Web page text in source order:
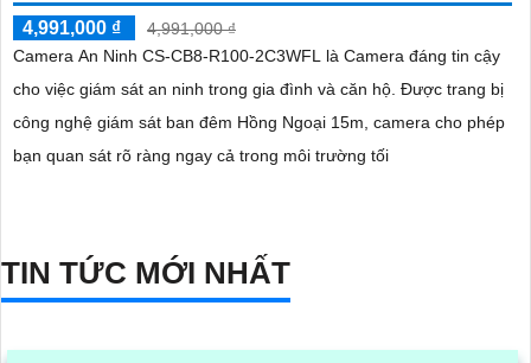
4,991,000 ₫
4,991,000 ₫
Camera An Ninh CS-CB8-R100-2C3WFL là Camera đáng tin cậy
cho việc giám sát an ninh trong gia đình và căn hộ. Được trang bị
công nghệ giám sát ban đêm Hồng Ngoại 15m, camera cho phép
bạn quan sát rõ ràng ngay cả trong môi trường tối
TIN TỨC MỚI NHẤT